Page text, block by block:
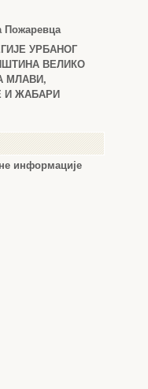
Пожаревца
УРБАНОГ
ВЕЛИКО
МЛАВИ,
И ЖАБАРИ
информације